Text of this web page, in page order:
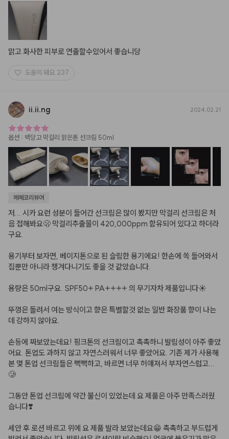
맑고 화사한 피부로 연출할수있어서 좋습니당
도움이 돼요 237
ii.ii.ng 2024.02.21
옵션 : 백당고 막걸리 맑은톤 선크림 50ml
헤메코리뷰어
저... 시카 요런 성분이 들어간 선크림은 많이 봤지만 막걸리 선크림은 처
음 접해봐요🫢 막걸리추출물이 420,000ppm 함유되어 있다고 하더라
구요.
용기부터 보자면, 베이지톤으로 된 슬림한 용기에요! 한손에 쏙 들어와서
집뿐만 아니라 챙겨다니기도 좋을 것 같았습니다.
용량은 50ml구요. SPF50+ PA++++ 의 무기자차 제품입니다☀️
뚜껑은 돌려서 여는 방식이고 향은 특별할것 없는 일반 화장품 향이 나는
데 강하지 않아요.
손등에 짜보았는데요! 핑크톤의 선크림이고 촉촉하니 발림성이 아주 좋았
어요. 톤업도 과하지 않고 자연스러워서 너무 좋았어요. 기존 제가 사용해
본 몇 톤업 선크림들은 뻑뻑하고, 바르면 너무 허얘져서 부자연스럽고...
🥲
그동안 톤업 선크림에 약간 불신이 있었는데 요 제품은 아주 만족스러웠
습니다❣️
세안 후 로션 바르고 위에 요 제품 발라 보았는데요😁 촉촉하고 부드럽게